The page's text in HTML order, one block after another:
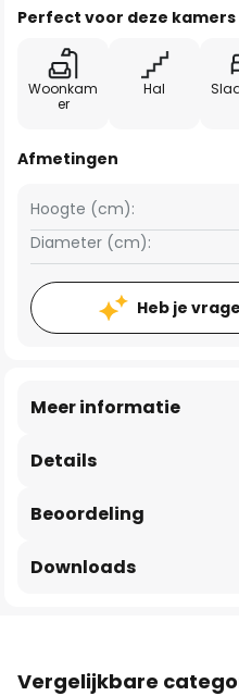
Perfect voor deze kamers
Woonkam
er
Hal
Afmetingen
Hoogte (cm):
Diameter (cm):
Heb je
Details
Meer informatie
Beoordeling
Downloads
Vergelijkbare